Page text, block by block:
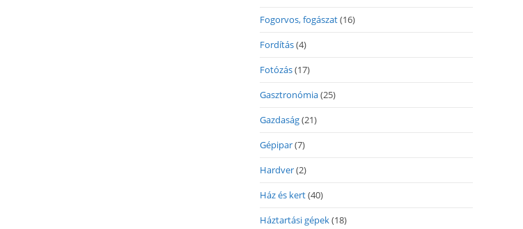
Fogorvos, fogászat(16)
Fordítás(4)
Fotózás(17)
Gasztronómia(25)
Gazdaság(21)
Gépipar(7)
Hardver(2)
Ház és kert(40)
Háztartási gépek(18)